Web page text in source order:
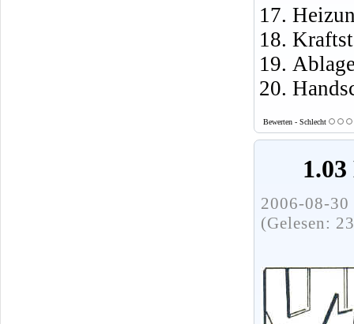
Bewerten - Schlecht
2006-08-
(Gelesen: